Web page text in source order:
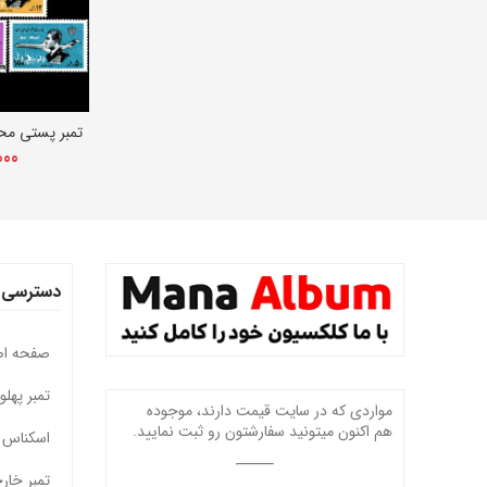
تمبر پستی
مواردی که در سایت قیمت دارند، موجوده
هم اکنون میتونید سفارشتون رو ثبت نمایید.
صفحه
تمبر
تمبر